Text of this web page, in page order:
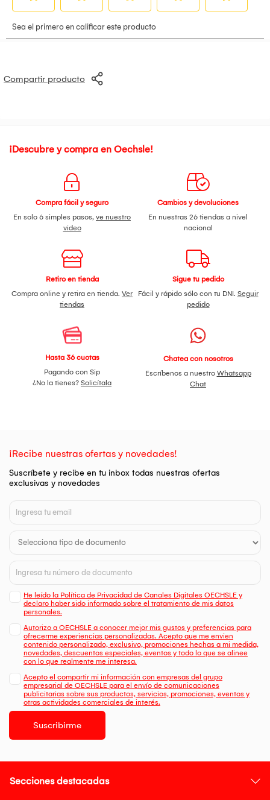
Compartir producto
¡Descubre y compra en Oechsle!
Compra fácil y seguro
En solo 6 simples pasos, ve nuestro
video
Cambios y devoluciones
En nuestras 26 tiendas a nivel
nacional
Retiro en tienda
Compra online y retira en tienda. Ver
tiendas
Sigue tu pedido
Fácil y rápido sólo con tu DNI. Seguir
pedido
Hasta 36 cuotas
Pagando con Sip
¿No la tienes? Solicítala
Chatea con nosotros
Escríbenos a nuestro Whatsapp
Chat
¡Recibe nuestras ofertas y novedades!
Suscríbete y recibe en tu inbox todas nuestras ofertas
exclusivas y novedades
He leído la Política de Privacidad de Canales Digitales OECHSLE y
declaro haber sido informado sobre el tratamiento de mis datos
personales.
Autorizo a OECHSLE a conocer mejor mis gustos y preferencias para
ofrecerme experiencias personalizadas. Acepto que me envien
contenido personalizado, exclusivo, promociones hechas a mi medida,
novedades, descuentos especiales, eventos y todo lo que se alinee
con lo que realmente me interesa.
Acepto el compartir mi información con empresas del grupo
empresarial de OECHSLE para el envío de comunicaciones
publicitarias sobre sus productos, servicios, promociones, eventos y
otras actividades comerciales de interés.
Suscribirme
Secciones destacadas